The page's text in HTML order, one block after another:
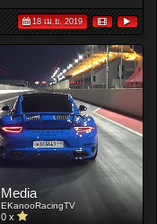
18 เม.ย. 2019
Media
EKanooRacingTV
0 x